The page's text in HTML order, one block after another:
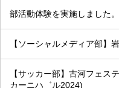
部活動体験を実施しました。
【ソーシャルメディア部
【サッカー部】古河フェス
カーニハ゛ル2024)